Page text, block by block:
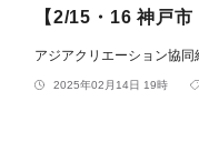
【2/15・16 神戸市
アジアクリエーション協同
2025年02月14日 19時